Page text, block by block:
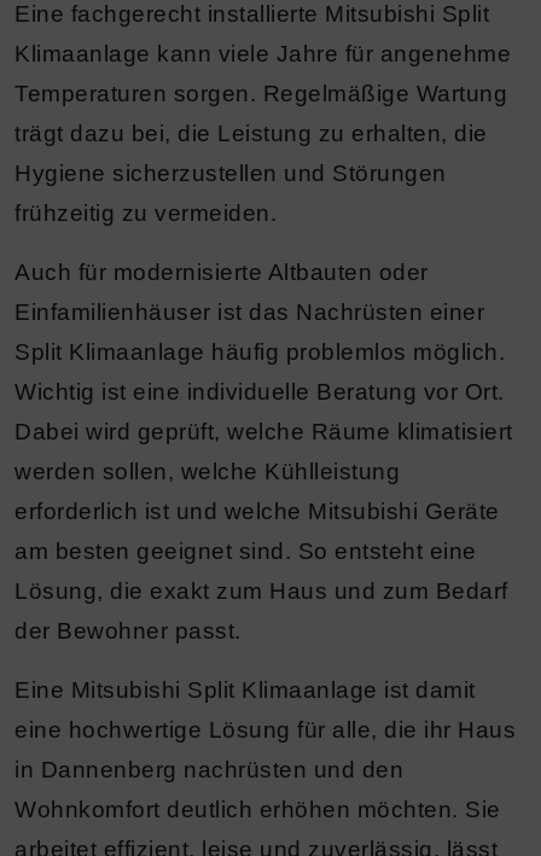
Eine fachgerecht installierte Mitsubishi Split
Klimaanlage kann viele Jahre für angenehme
Temperaturen sorgen. Regelmäßige Wartung
trägt dazu bei, die Leistung zu erhalten, die
Hygiene sicherzustellen und Störungen
frühzeitig zu vermeiden.
Auch für modernisierte Altbauten oder
Einfamilienhäuser ist das Nachrüsten einer
Split Klimaanlage häufig problemlos möglich.
Wichtig ist eine individuelle Beratung vor Ort.
Dabei wird geprüft, welche Räume klimatisiert
werden sollen, welche Kühlleistung
erforderlich ist und welche Mitsubishi Geräte
am besten geeignet sind. So entsteht eine
Lösung, die exakt zum Haus und zum Bedarf
der Bewohner passt.
Eine Mitsubishi Split Klimaanlage ist damit
eine hochwertige Lösung für alle, die ihr Haus
in Dannenberg nachrüsten und den
Wohnkomfort deutlich erhöhen möchten. Sie
arbeitet effizient, leise und zuverlässig, lässt